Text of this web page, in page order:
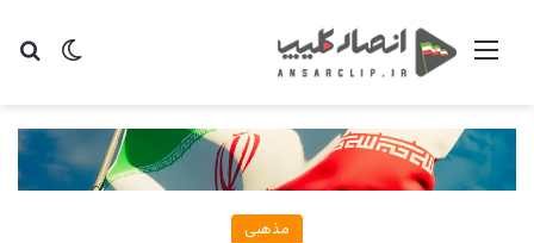
تغییر منو
مذهبی